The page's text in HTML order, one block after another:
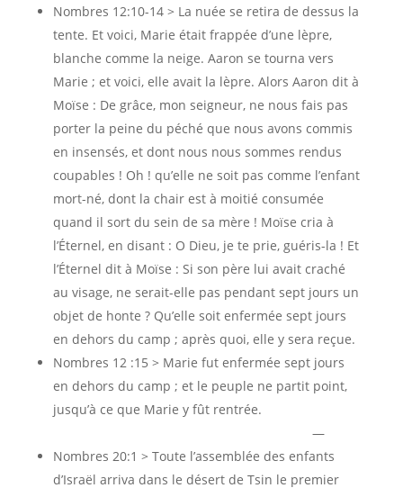
Nombres 12:10-14 > La nuée se retira de dessus la
tente. Et voici, Marie était frappée d’une lèpre,
blanche comme la neige. Aaron se tourna vers
Marie ; et voici, elle avait la lèpre. Alors Aaron dit à
Moïse : De grâce, mon seigneur, ne nous fais pas
porter la peine du péché que nous avons commis
en insensés, et dont nous nous sommes rendus
coupables ! Oh ! qu’elle ne soit pas comme l’enfant
mort-né, dont la chair est à moitié consumée
quand il sort du sein de sa mère ! Moïse cria à
l’Éternel, en disant : O Dieu, je te prie, guéris-la ! Et
l’Éternel dit à Moïse : Si son père lui avait craché
au visage, ne serait-elle pas pendant sept jours un
objet de honte ? Qu’elle soit enfermée sept jours
en dehors du camp ; après quoi, elle y sera reçue.
Nombres 12 :15 > Marie fut enfermée sept jours
en dehors du camp ; et le peuple ne partit point,
jusqu’à ce que Marie y fût rentrée.
—
Nombres 20:1 > Toute l’assemblée des enfants
d’Israël arriva dans le désert de Tsin le premier